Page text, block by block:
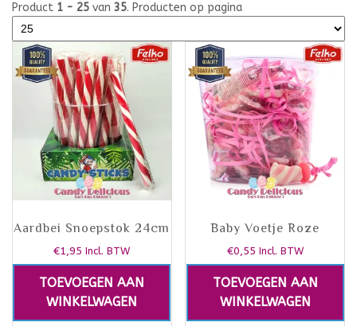
Product 1 - 25 van 35. Producten op pagina
Aardbei Snoepstok 24cm
€1,95 Incl. BTW
TOEVOEGEN AAN
WINKELWAGEN
Baby Voetje Roze
€0,55 Incl. BTW
TOEVOEGEN AAN
WINKELWAGEN